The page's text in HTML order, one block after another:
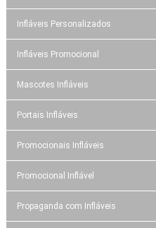
Infláveis Personalizados
Infláveis Promocional
Mascotes Infláveis
Portais Infláveis
Promocionais Infláveis
Promocional Inflável
Propaganda com Infláveis